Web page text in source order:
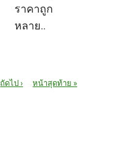
ราคาถูก
หลาย..
ถัดไป › หน้าสุดท้าย »